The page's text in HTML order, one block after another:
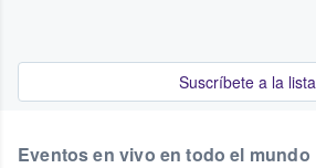
Suscríbete a la lista
Eventos en vivo en todo el mundo